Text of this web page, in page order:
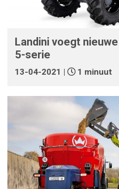
Landini voegt
5-serie
13-04-2021 | 1 minuut